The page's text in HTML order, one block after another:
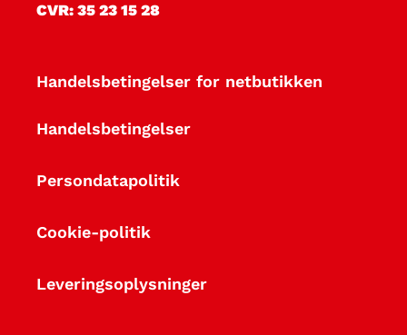
CVR: 35 23 15 28
Handelsbetingelser for netbutikken
Handelsbetingelser
Persondatapolitik
Cookie-politik
Leveringsoplysninger